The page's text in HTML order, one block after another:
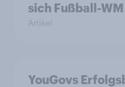
sich Fußball-
Artikel
YouGovs